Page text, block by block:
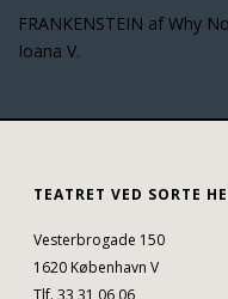
FRANKENSTEIN af Why
Ioana V.
TEATRET VED SORTE
Vesterbrogade 150
1620 København V
Tlf. 33 31 06 06